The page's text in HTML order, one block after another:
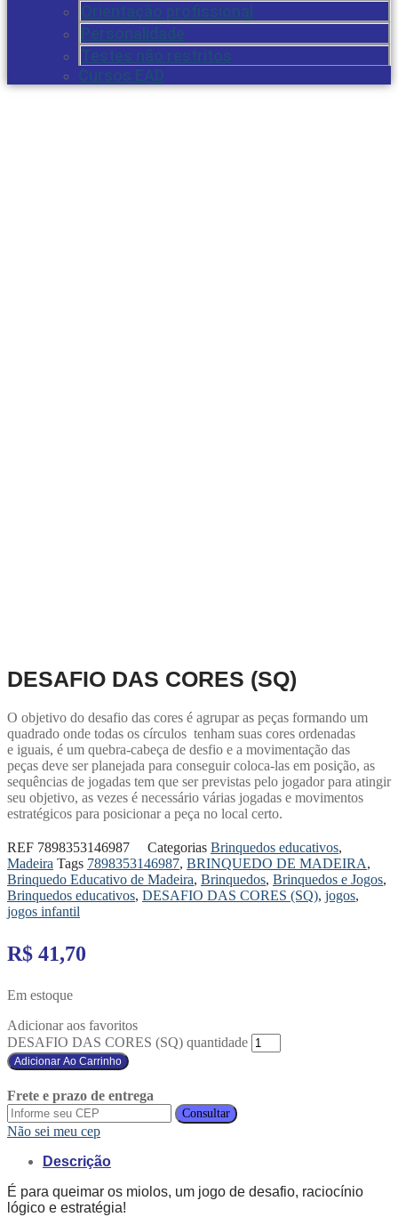
Orientação profissional
Personalidade
Testes não restritos
Cursos EAD
DESAFIO DAS CORES (SQ)
O objetivo do desafio das cores é agrupar as peças formando um
quadrado onde todas os círculos tenham suas cores ordenadas
e iguais, é um quebra-cabeça de desfio e a movimentação das
peças deve ser planejada para conseguir coloca-las em posição, as
sequências de jogadas tem que ser previstas pelo jogador para atingir
seu objetivo, as vezes é necessário várias jogadas e movimentos
estratégicos para posicionar a peça no local certo.
REF 7898353146987 Categorias Brinquedos educativos,
Madeira Tags 7898353146987, BRINQUEDO DE MADEIRA,
Brinquedo Educativo de Madeira, Brinquedos, Brinquedos e Jogos,
Brinquedos educativos, DESAFIO DAS CORES (SQ), jogos,
jogos infantil
R$ 41,70
Em estoque
Adicionar aos favoritos
DESAFIO DAS CORES (SQ) quantidade
Adicionar Ao Carrinho
Frete e prazo de entrega
Consultar
Não sei meu cep
Descrição
É para queimar os miolos, um jogo de desafio, raciocínio
lógico e estratégia!